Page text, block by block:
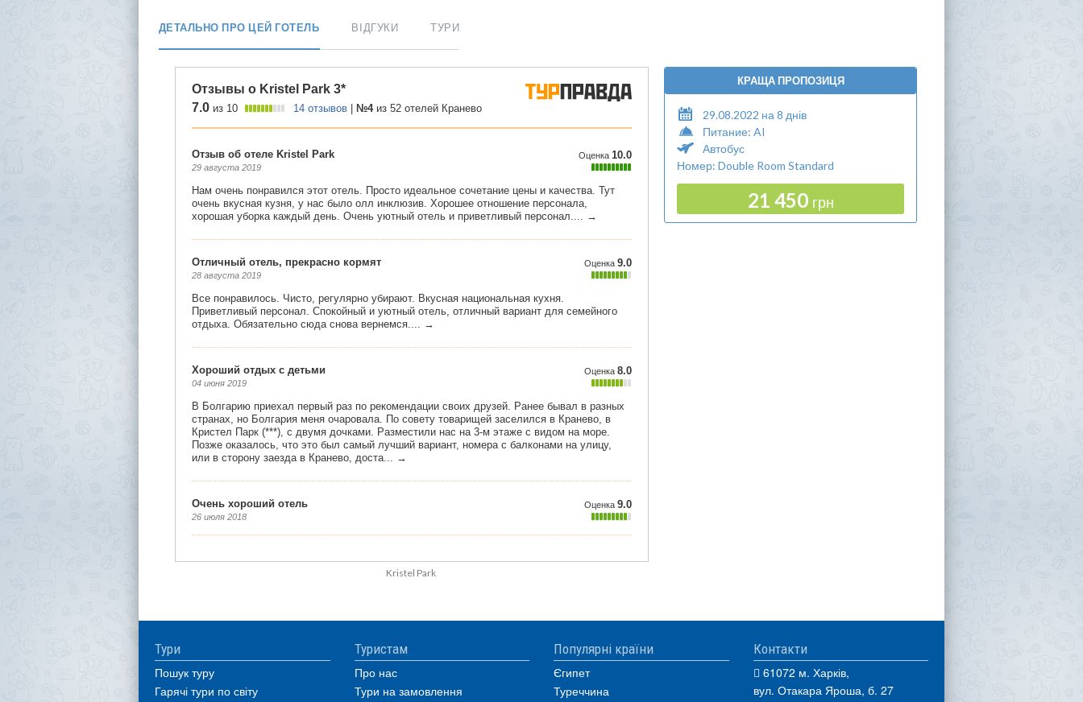
ДЕТАЛЬНО ПРО ЦЕЙ ГОТЕЛЬ ВІДГУКИ ТУРИ
Kristel Park
КРАЩА ПРОПОЗИЦЯ
29.08.2022 на 8 днів
Питание: AI
Автобус
Номер: Double Room Standard
21 450 грн
Тури
Пошук туру
Гарячі тури по світу
Туристам
Про нас
Тури на замовлення
Популярні країни
Єгипет
Туреччина
Контакти
61072 м. Харків,
вул. Отакара Яроша, б. 27